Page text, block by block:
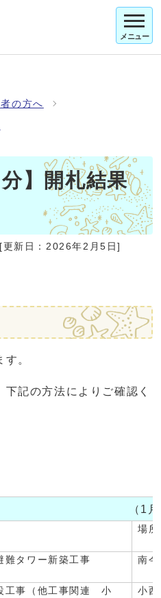
メニュー
の方へ
分】開札結果
[更新日： 2026年2月5日]
。
記の方法によりご確認く
（1
場所
難タワー新築工事 南
工事（他工事関連 小
小西